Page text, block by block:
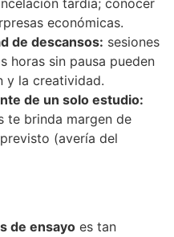
tardía; conocer
económicas.
de descansos: sesiones
horas sin pausa pueden
y la creatividad.
de un solo estudio:
te brinda margen de
(avería del
de ensayo es tan